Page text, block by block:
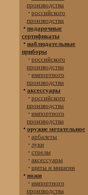
производства
российского
производства
подарочные
сертификаты
наблюдательные
приборы
российского
производства
импортного
производства
аксессуары
российского
производства
импортного
производства
оружие метательное
арбалеты
луки
стрелы
аксессуары
щиты и мишени
ножи
импортного
производства